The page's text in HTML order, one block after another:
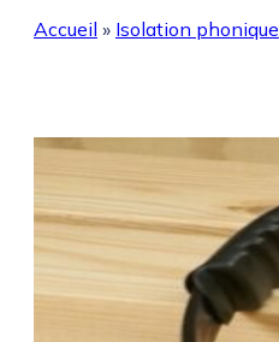
Accueil » Isolation phonique